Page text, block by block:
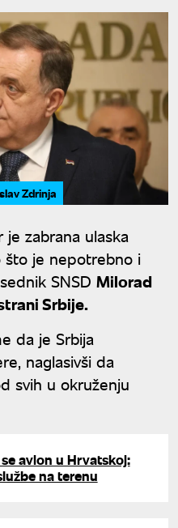
Zdrinja
zabrana ulaska
što je nepotrebno i
SNSD Milorad
Srbije.
da je Srbija
naglasivši da
svih u okruženju
avion u Hrvatskoj:
na terenu